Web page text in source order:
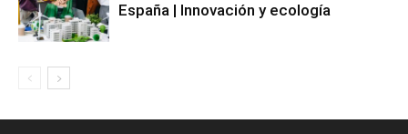
España | Innovación y ecología